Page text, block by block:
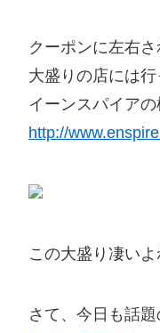
クーポンに左右
大盛りの店には
イーンスパイアの
http://
この大盛り凄いよ
さて、今日も話